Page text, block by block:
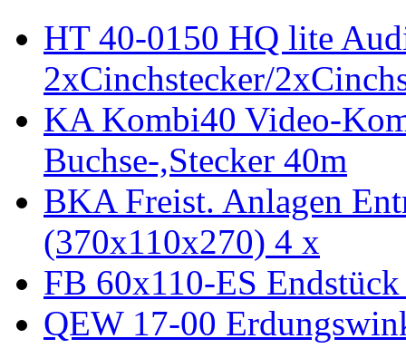
HT 40-0150 HQ lite
2xCinchstecker/
KA Kombi40 Video-
Buchse-,Stecker 40m
BKA Freist. Anlagen
(370x110x270) 4 x
FB 60x110-ES
QEW 17-00